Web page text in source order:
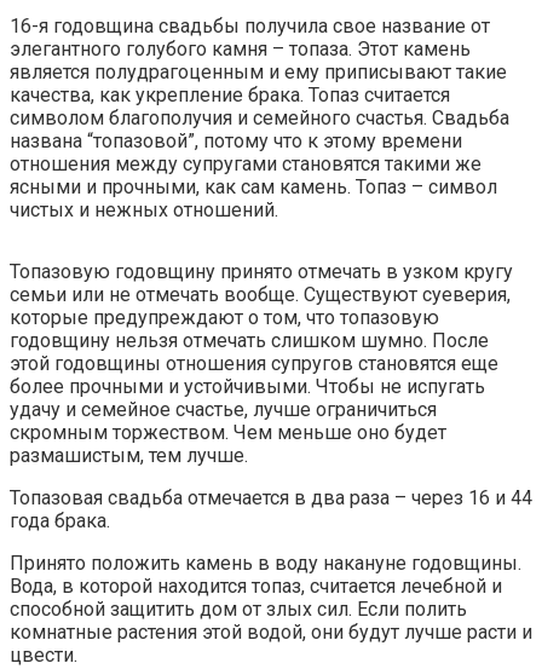
16-я годовщина свадьбы получила свое название от
элегантного голубого камня – топаза. Этот камень
является полудрагоценным и ему приписывают такие
качества, как укрепление брака. Топаз считается
символом благополучия и семейного счастья. Свадьба
названа “топазовой”, потому что к этому времени
отношения между супругами становятся такими же
ясными и прочными, как сам камень. Топаз – символ
чистых и нежных отношений.
Топазовую годовщину принято отмечать в узком кругу
семьи или не отмечать вообще. Существуют суеверия,
которые предупреждают о том, что топазовую
годовщину нельзя отмечать слишком шумно. После
этой годовщины отношения супругов становятся еще
более прочными и устойчивыми. Чтобы не испугать
удачу и семейное счастье, лучше ограничиться
скромным торжеством. Чем меньше оно будет
размашистым, тем лучше.
Топазовая свадьба отмечается в два раза – через 16 и 44
года брака.
Принято положить камень в воду накануне годовщины.
Вода, в которой находится топаз, считается лечебной и
способной защитить дом от злых сил. Если полить
комнатные растения этой водой, они будут лучше расти и
цвести.